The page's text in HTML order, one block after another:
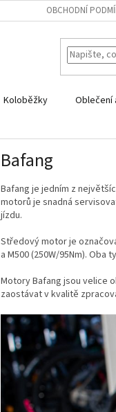
OBCHODNÍ
Koloběžky Oblečení
Bafang
Bafang je jedním z
motorů je snadná
jízdu.
Středový motor je
a M500 (250W/95Nm).
Motory Bafang jsou velice
zaostávat v kvalitě